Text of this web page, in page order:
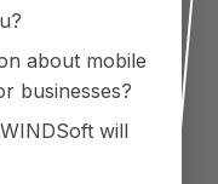
about mobile
businesses?
will
nơi khách hàng.
hàng.
hiệu mỹ phẩm